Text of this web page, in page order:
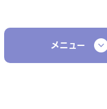
メニュー